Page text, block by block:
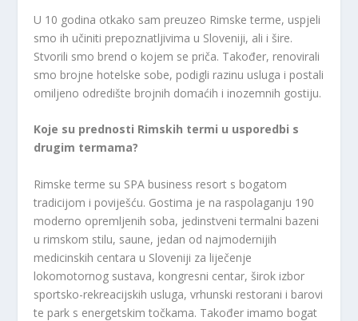
U 10 godina otkako sam preuzeo Rimske terme, uspjeli
smo ih učiniti prepoznatljivima u Sloveniji, ali i šire.
Stvorili smo brend o kojem se priča. Također, renovirali
smo brojne hotelske sobe, podigli razinu usluga i postali
omiljeno odredište brojnih domaćih i inozemnih gostiju.
Koje su prednosti Rimskih termi u usporedbi s
drugim termama?
Rimske terme su SPA business resort s bogatom
tradicijom i poviješću. Gostima je na raspolaganju 190
moderno opremljenih soba, jedinstveni termalni bazeni
u rimskom stilu, saune, jedan od najmodernijih
medicinskih centara u Sloveniji za liječenje
lokomotornog sustava, kongresni centar, širok izbor
sportsko-rekreacijskih usluga, vrhunski restorani i barovi
te park s energetskim točkama. Također imamo bogat